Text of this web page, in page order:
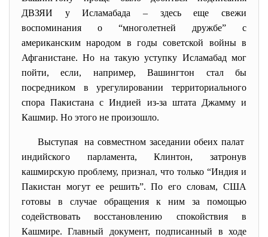
ДВЗЯИ у Исламабада – здесь еще свежи
воспоминания о “многолетней дружбе” с
американским народом в годы советской войны в
Афганистане. Но на такую уступку Исламабад мог
пойти, если, например, Вашингтон стал бы
посредником в урегулировании территориального
спора Пакистана с Индией из-за штата Джамму и
Кашмир. Но этого не произошло.
Выступая на совместном заседании обеих палат
индийского парламента, Клинтон, затронув
кашмирскую проблему, признал, что только “Индия и
Пакистан могут ее решить”. По его словам, США
готовы в случае обращения к ним за помощью
содействовать восстановлению спокойствия в
Кашмире. Главный документ, подписанный в ходе